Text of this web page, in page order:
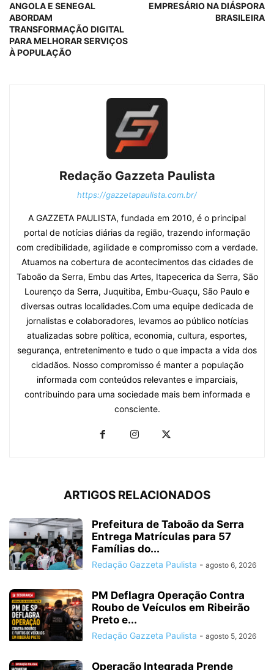
ANGOLA E SENEGAL
ABORDAM
TRANSFORMAÇÃO DIGITAL
PARA MELHORAR SERVIÇOS
À POPULAÇÃO
EMPRESÁRIO NA DIÁSPORA
BRASILEIRA
Redação Gazzeta Paulista
https://gazzetapaulista.com.br/
A GAZZETA PAULISTA, fundada em 2010, é o principal
portal de notícias diárias da região, trazendo informação
com credibilidade, agilidade e compromisso com a verdade.
Atuamos na cobertura de acontecimentos das cidades de
Taboão da Serra, Embu das Artes, Itapecerica da Serra, São
Lourenço da Serra, Juquitiba, Embu-Guaçu, São Paulo e
diversas outras localidades.Com uma equipe dedicada de
jornalistas e colaboradores, levamos ao público notícias
atualizadas sobre política, economia, cultura, esportes,
segurança, entretenimento e tudo o que impacta a vida dos
cidadãos. Nosso compromisso é manter a população
informada com conteúdos relevantes e imparciais,
contribuindo para uma sociedade mais bem informada e
consciente.
ARTIGOS RELACIONADOS
Prefeitura de Taboão da Serra
Entrega Matrículas para 57
Famílias do...
Redação Gazzeta Paulista - agosto 6, 2026
PM Deflagra Operação Contra
Roubo de Veículos em Ribeirão
Preto e...
Redação Gazzeta Paulista - agosto 5, 2026
Operação Integrada Prende